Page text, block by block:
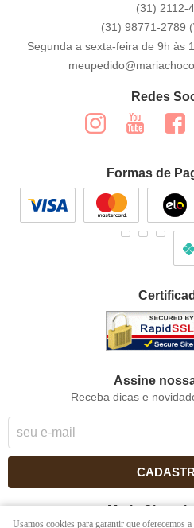
(31) 2112-
(31) 98771-2789
Segunda a sexta-feira de 9h às
Redes
Formas de
Assine
Receba dicas e
Maria
Usamos cookies para garantir que oferecemos